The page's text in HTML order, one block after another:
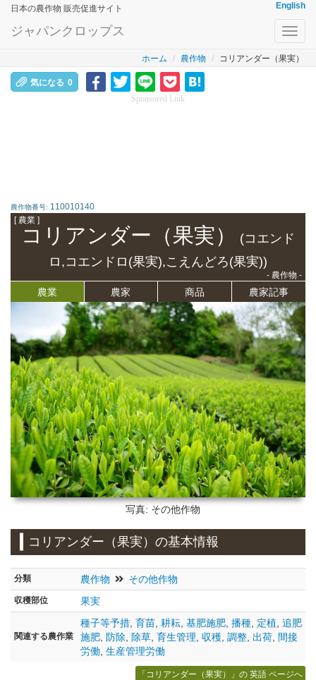
日本の農作物 販売促進サイト English
ジャパンクロップス
ホーム 農作物 コリアンダー（果実）
気になる 0
Sponsored Link
農作物番号: 110010140
[ 農業 ]
コリアンダー（果実）
(コエンド
ロ,コエンドロ(果実),こえんどろ(果実))
- 農作物 -
農業 農家 商品 農家記事
写真: その他作物
コリアンダー（果実）の基本情報
分類 農作物 その他作物
収穫部位 果実
関連する農作業
種子等予措 育苗 耕耘 基肥施肥 播種 定植 追肥
施肥 防除 除草 育生管理 収穫 調整 出荷 間接
労働 生産管理労働
「コリアンダー（果実）」の 英語 ページへ